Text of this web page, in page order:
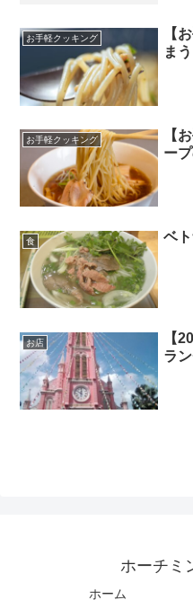
お手軽クッキング
【
ま
お手軽クッキング
【
ー
食 ベ
お店
【
ラ
ホーチミ
ホーム